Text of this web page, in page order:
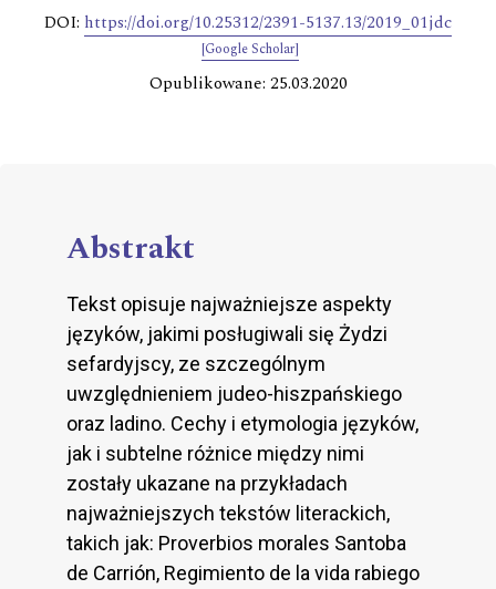
DOI: https://doi.org/10.25312/2391-5137.13/2019_01jdc
[Google Scholar]
Opublikowane: 25.03.2020
Abstrakt
Tekst opisuje najważniejsze aspekty
języków, jakimi posługiwali się Żydzi
sefardyjscy, ze szczególnym
uwzględnieniem judeo-hiszpańskiego
oraz ladino. Cechy i etymologia języków,
jak i subtelne różnice między nimi
zostały ukazane na przykładach
najważniejszych tekstów literackich,
takich jak: Proverbios morales Santoba
de Carrión, Regimiento de la vida rabiego